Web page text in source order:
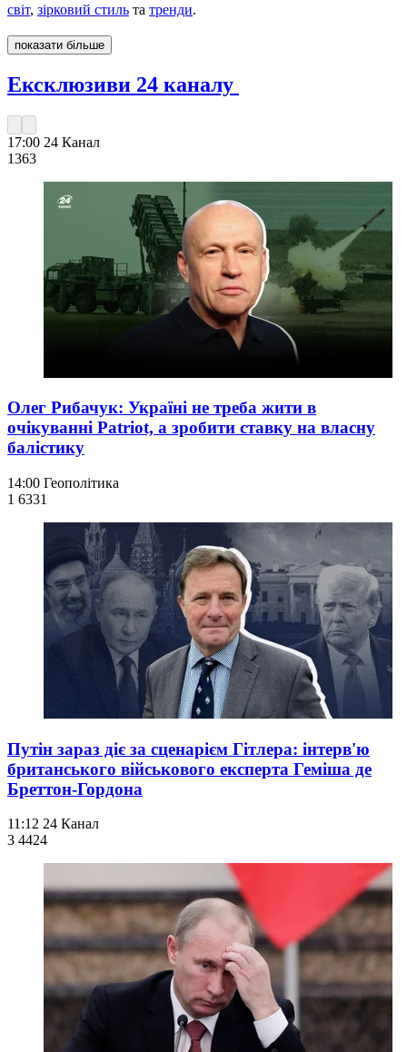
світ, зірковий стиль та тренди.
показати більше
Ексклюзиви 24 каналу
17:00 24 Канал
1363
Олег Рибачук: Україні не треба жити в
очікуванні Patriot, а зробити ставку на власну
балістику
14:00 Геополітика
1 6331
Путін зараз діє за сценарієм Гітлера: інтерв'ю
британського військового експерта Геміша де
Бреттон-Гордона
11:12 24 Канал
3 4424